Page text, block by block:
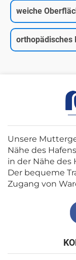
weiche
orthopädisches
Unsere
Nähe des
in der Nähe des
Der bequeme
Zugang von